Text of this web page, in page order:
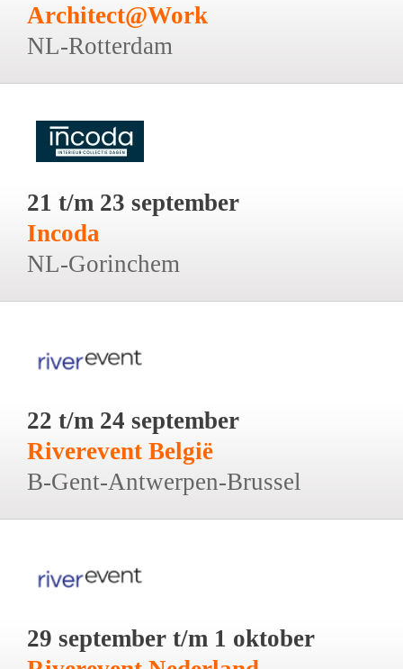
Architect@Work
NL-Rotterdam
21 t/m 23 september
Incoda
NL-Gorinchem
22 t/m 24 september
Riverevent België
B-Gent-Antwerpen-Brussel
29 september t/m 1 oktober